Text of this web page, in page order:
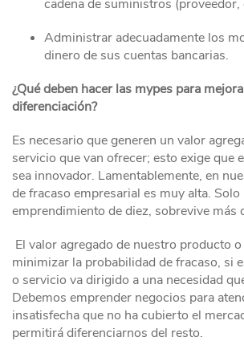
cadena de suministros
Administrar adecuadamente los
dinero de sus cuentas bancarias.
¿Qué deben hacer las mypes para
diferenciación?
Es necesario que generen un valor
servicio que van ofrecer; esto exige que
sea innovador. Lamentablemente, en
de fracaso empresarial es muy alta. Solo
emprendimiento de diez, sobrevive más
El valor agregado de nuestro producto
minimizar la probabilidad de fracaso, si
o servicio va dirigido a una necesidad
Debemos emprender negocios para
insatisfecha que no ha cubierto el
permitirá diferenciarnos del resto.